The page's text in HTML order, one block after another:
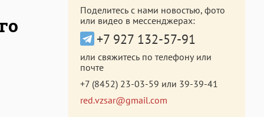
Поделитесь с нами новостью, фото
или видео в мессенджерах:
+7 927 132-57-91
или свяжитесь по телефону или
почте
+7 (8452) 23-03-59 или 39-39-41
red.vzsar@gmail.com